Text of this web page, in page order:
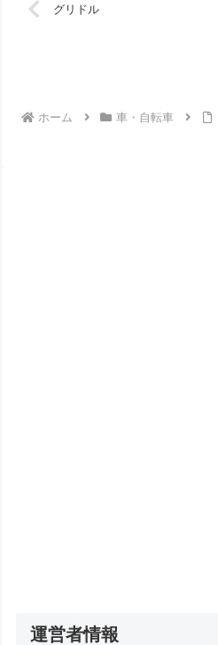
グリドル
ホーム 車・自転車
運営者情報